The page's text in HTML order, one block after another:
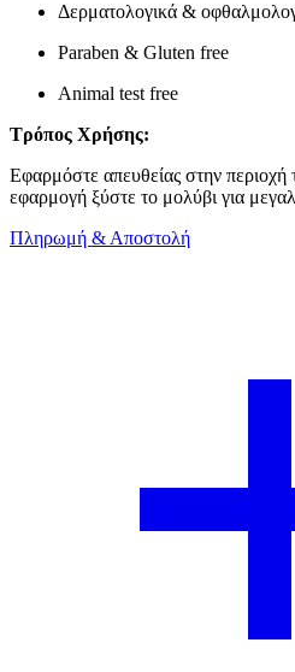
Δερματολογικά &
Paraben & Gluten free
Animal test free
Τρόπος Χρήσης:
Εφαρμόστε απευθείας στην περιοχή
εφαρμογή ξύστε το μολύβι για
Πληρωμή & Αποστολή